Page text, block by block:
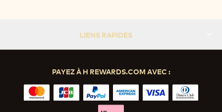
LIENS RAPIDES
PAYEZ À H REWARDS.COM AVEC :